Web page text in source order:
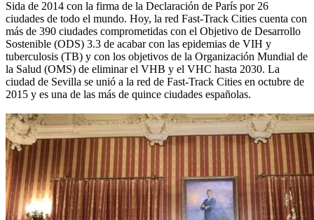
Sida de 2014 con la firma de la Declaración de París por 26
ciudades de todo el mundo. Hoy, la red Fast-Track Cities cuenta con
más de 390 ciudades comprometidas con el Objetivo de Desarrollo
Sostenible (ODS) 3.3 de acabar con las epidemias de VIH y
tuberculosis (TB) y con los objetivos de la Organización Mundial de
la Salud (OMS) de eliminar el VHB y el VHC hasta 2030. La
ciudad de Sevilla se unió a la red de Fast-Track Cities en octubre de
2015 y es una de las más de quince ciudades españolas.